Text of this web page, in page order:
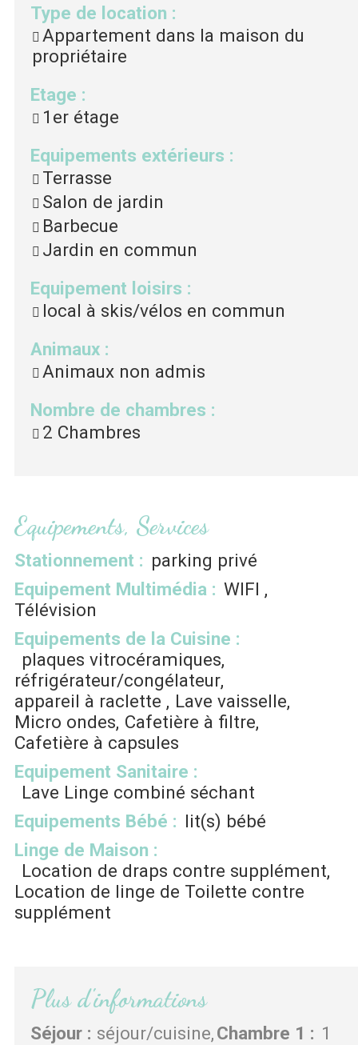
Type de location :
Appartement dans la maison du
propriétaire
Etage :
1er étage
Equipements extérieurs :
Terrasse
Salon de jardin
Barbecue
Jardin en commun
Equipement loisirs :
local à skis/vélos en commun
Animaux :
Animaux non admis
Nombre de chambres :
2 Chambres
Equipements, Services
Stationnement : parking privé
Equipement Multimédia : WIFI
Télévision
Equipements de la Cuisine :
plaques vitrocéramiques
réfrigérateur/congélateur
appareil à raclette
Lave vaisselle
Micro ondes Cafetière à filtre
Cafetière à capsules
Equipement Sanitaire :
Lave Linge combiné séchant
Equipements Bébé : lit(s) bébé
Linge de Maison :
Location de draps contre supplément
Location de linge de Toilette contre
supplément
Plus d'informations
Séjour : séjour/cuisine Chambre 1 : 1